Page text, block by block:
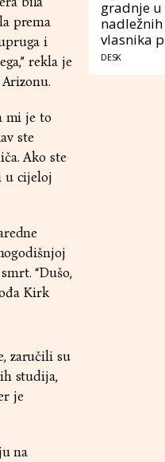
prema
i
rekla je
mi je to
ste
Ako ste
u cijeloj
“Dušo,
Kirk
zaručili su
studija,
je
na
gradnje
vlasnika
DESK